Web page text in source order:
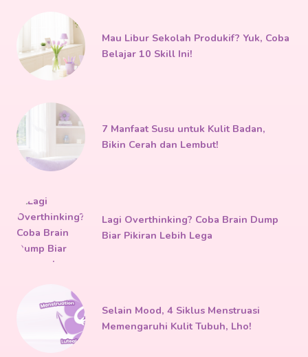
Mau Libur Sekolah Produkif? Yuk, Coba
Belajar 10 Skill Ini!
7 Manfaat Susu untuk Kulit Badan,
Bikin Cerah dan Lembut!
Lagi Overthinking? Coba Brain Dump
Biar Pikiran Lebih Lega
Selain Mood, 4 Siklus Menstruasi
Memengaruhi Kulit Tubuh, Lho!